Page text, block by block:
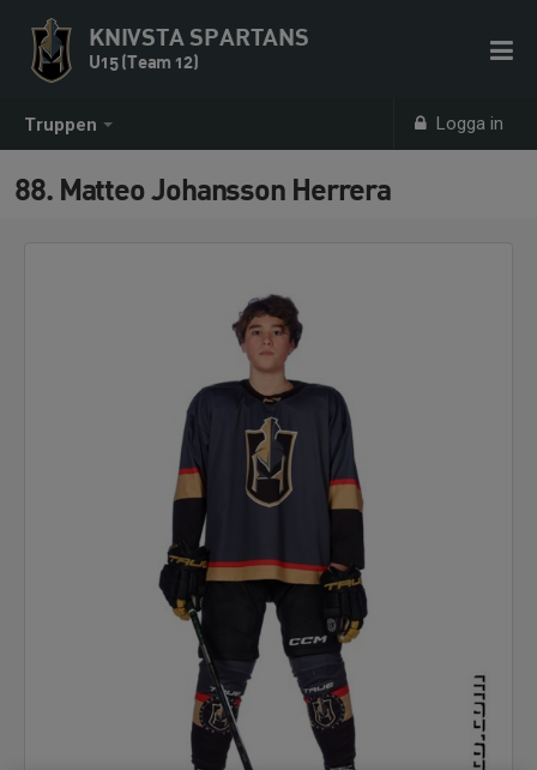
Truppen Logga in
KNIVSTA SPARTANS
U15 (Team 12)
88. Matteo Johansson Herrera